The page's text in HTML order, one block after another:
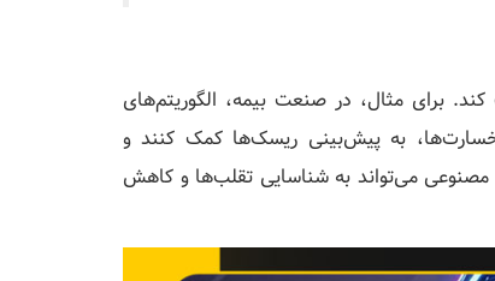
برای مثال، در صنعت بیمه، الگوریتم‌های
به پیش‌بینی ریسک‌ها کمک کنند و
می‌تواند به شناسایی تقلب‌ها و کاهش